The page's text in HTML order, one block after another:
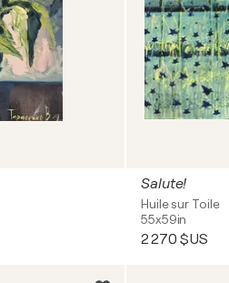
Salute!
Huile sur Toile
55x59in
2 270 $US